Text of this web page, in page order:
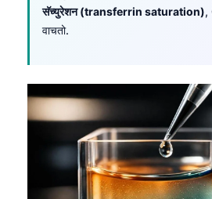
सॅच्युरेशन (transferrin saturation),
वाचतो.